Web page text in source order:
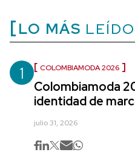
LO MÁS LEÍDO
1 COLOMBIAMODA 2026
Colombiamoda
identidad de
julio 31, 2026